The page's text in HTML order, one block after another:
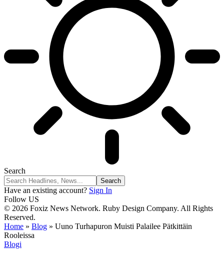
Search
Have an existing account? Sign In
Follow US
© 2026 Foxiz News Network. Ruby Design Company. All Rights
Reserved.
Home » Blog » Uuno Turhapuron Muisti Palailee Pätkittäin
Rooleissa
Blogi